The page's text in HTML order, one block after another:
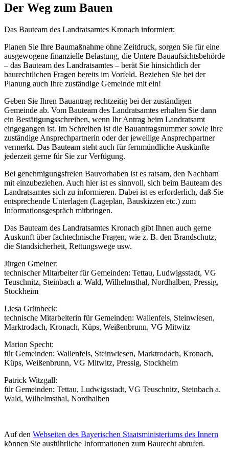
Der Weg zum Bauen
Das Bauteam des Landratsamtes Kronach informiert:
Planen Sie Ihre Baumaßnahme ohne Zeitdruck, sorgen Sie für eine
ausgewogene finanzielle Belastung, die Untere Bauaufsichtsbehörde
– das Bauteam des Landratsamtes – berät Sie hinsichtlich der
baurechtlichen Fragen bereits im Vorfeld. Beziehen Sie bei der
Planung auch Ihre zuständige Gemeinde mit ein!
Geben Sie Ihren Bauantrag rechtzeitig bei der zuständigen
Gemeinde ab. Vom Bauteam des Landratsamtes erhalten Sie dann
ein Bestätigungsschreiben, wenn Ihr Antrag beim Landratsamt
eingegangen ist. Im Schreiben ist die Bauantragsnummer sowie Ihre
zuständige Ansprechpartnerin oder der jeweilige Ansprechpartner
vermerkt. Das Bauteam steht auch für fernmündliche Auskünfte
jederzeit gerne für Sie zur Verfügung.
Bei genehmigungsfreien Bauvorhaben ist es ratsam, den Nachbarn
mit einzubeziehen. Auch hier ist es sinnvoll, sich beim Bauteam des
Landratsamtes sich zu informieren. Dabei ist es erforderlich, daß Sie
entsprechende Unterlagen (Lageplan, Bauskizzen etc.) zum
Informationsgespräch mitbringen.
Das Bauteam des Landratsamtes Kronach gibt Ihnen auch gerne
Auskunft über fachtechnische Fragen, wie z. B. den Brandschutz,
die Standsicherheit, Rettungswege usw.
Jürgen Gmeiner:
technischer Mitarbeiter für Gemeinden: Tettau, Ludwigsstadt, VG
Teuschnitz, Steinbach a. Wald, Wilhelmsthal, Nordhalben, Pressig,
Stockheim
Liesa Grünbeck:
technische Mitarbeiterin für Gemeinden: Wallenfels, Steinwiesen,
Marktrodach, Kronach, Küps, Weißenbrunn, VG Mitwitz
Marion Specht:
für Gemeinden: Wallenfels, Steinwiesen, Marktrodach, Kronach,
Küps, Weißenbrunn, VG Mitwitz, Pressig, Stockheim
Patrick Witzgall:
für Gemeinden: Tettau, Ludwigsstadt, VG Teuschnitz, Steinbach a.
Wald, Wilhelmsthal, Nordhalben
Auf den Webseiten des Bayerischen Staatsministeriums des Innern
können Sie ausführliche Informationen zum Baurecht abrufen.